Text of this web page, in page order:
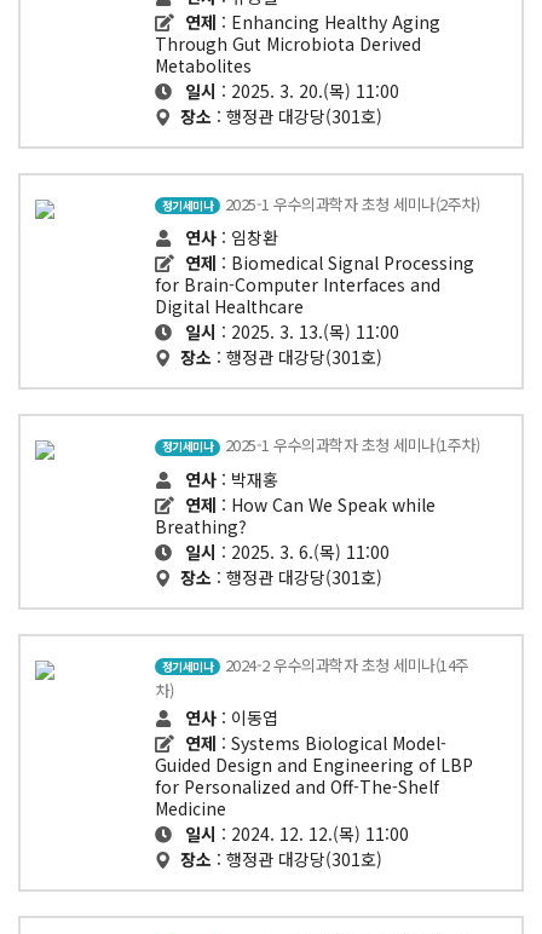
연제 : Enhancing Healthy Aging
Through Gut Microbiota Derived
Metabolites
일시 : 2025. 3. 20.(목) 11:00
장소 : 행정관 대강당(301호)
정기세미나 2025-1 우수의과학자 초청 세미나(2주차)
연사 : 임창환
연제 : Biomedical Signal Processing
for Brain-Computer Interfaces and
Digital Healthcare
일시 : 2025. 3. 13.(목) 11:00
장소 : 행정관 대강당(301호)
정기세미나 2025-1 우수의과학자 초청 세미나(1주차)
연사 : 박재홍
연제 : How Can We Speak while
Breathing?
일시 : 2025. 3. 6.(목) 11:00
장소 : 행정관 대강당(301호)
정기세미나
2024-2 우수의과학자 초청 세미나(14주
차)
연사 : 이동엽
연제 : Systems Biological Model-
Guided Design and Engineering of LBP
for Personalized and Off-The-Shelf
Medicine
일시 : 2024. 12. 12.(목) 11:00
장소 : 행정관 대강당(301호)